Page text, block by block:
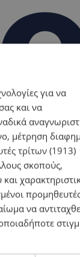
για να
και να
μέτρηση
τρίτων (1913)
σκοπούς,
να